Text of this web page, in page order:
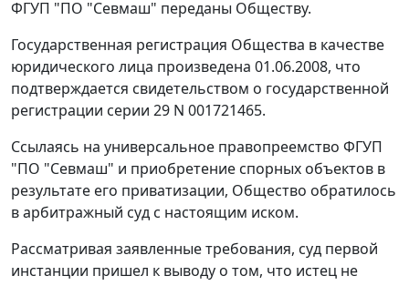
ФГУП "ПО "Севмаш" переданы Обществу.
Государственная регистрация Общества в качестве
юридического лица произведена 01.06.2008, что
подтверждается свидетельством о государственной
регистрации серии 29 N 001721465.
Ссылаясь на универсальное правопреемство ФГУП
"ПО "Севмаш" и приобретение спорных объектов в
результате его приватизации, Общество обратилось
в арбитражный суд с настоящим иском.
Рассматривая заявленные требования, суд первой
инстанции пришел к выводу о том, что истец не